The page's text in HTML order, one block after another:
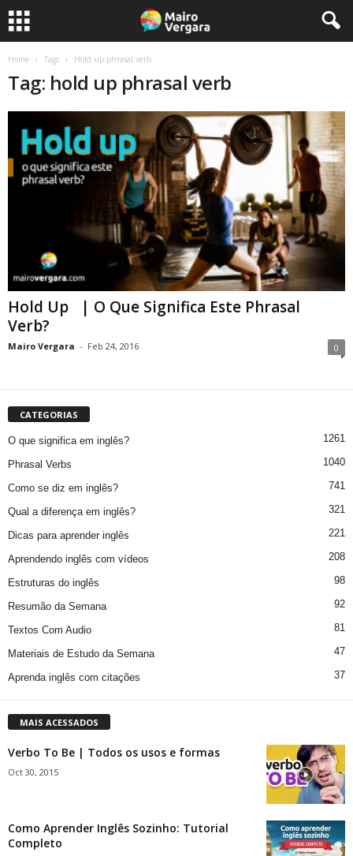
Home Tags Hold up phrasal verb
Tag: hold up phrasal verb
Hold Up | O Que Significa Este Phrasal
Verb?
Mairo Vergara - Feb 24, 2016 0
CATEGORIAS
O que significa em inglês? 1261
Phrasal Verbs 1040
Como se diz em inglês? 741
Qual a diferença em inglês? 321
Dicas para aprender inglês 221
Aprendendo inglês com vídeos 208
Estruturas do inglês 98
Resumão da Semana 92
Textos Com Audio 81
Materiais de Estudo da Semana 47
Aprenda inglês com citações 37
MAIS ACESSADOS
Verbo To Be | Todos os usos e formas
Oct 30, 2015
Como Aprender Inglês Sozinho: Tutorial
Completo